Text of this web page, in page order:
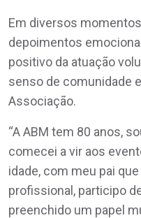
Em diversos
depoimentos
positivo da atuação
senso de comunidade
Associação.
“A ABM tem 80 anos,
comecei a vir aos
idade, com meu pai
profissional, participo
preenchido um papel